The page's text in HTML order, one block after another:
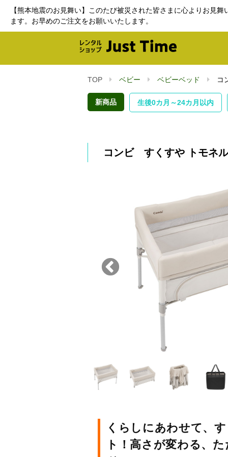
【熊本地震のお見舞い】このたび被災された皆さまに心よりお見
ます。お早めのご注文をお願いいたします。
TOP ベビー ベビーベッド コ
新商品 生後0カ月～24カ月以内
コンビ すくすや トモネ
くらしにあわせて、
ト！高さが変わる、